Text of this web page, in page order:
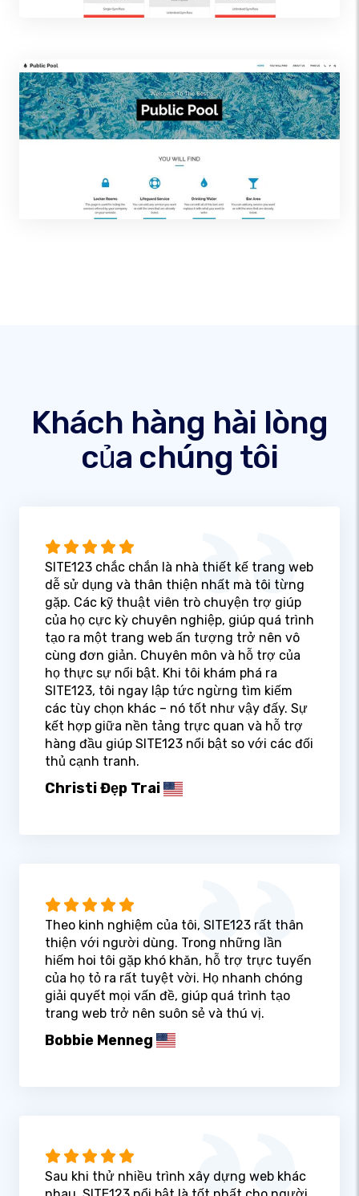
Khách hàng hài lòng
của chúng tôi
SITE123 chắc chắn là nhà thiết kế trang web
dễ sử dụng và thân thiện nhất mà tôi từng
gặp. Các kỹ thuật viên trò chuyện trợ giúp
của họ cực kỳ chuyên nghiệp, giúp quá trình
tạo ra một trang web ấn tượng trở nên vô
cùng đơn giản. Chuyên môn và hỗ trợ của
họ thực sự nổi bật. Khi tôi khám phá ra
SITE123, tôi ngay lập tức ngừng tìm kiếm
các tùy chọn khác – nó tốt như vậy đấy. Sự
kết hợp giữa nền tảng trực quan và hỗ trợ
hàng đầu giúp SITE123 nổi bật so với các đối
thủ cạnh tranh.
Christi Đẹp Trai
Theo kinh nghiệm của tôi, SITE123 rất thân
thiện với người dùng. Trong những lần
hiếm hoi tôi gặp khó khăn, hỗ trợ trực tuyến
của họ tỏ ra rất tuyệt vời. Họ nhanh chóng
giải quyết mọi vấn đề, giúp quá trình tạo
trang web trở nên suôn sẻ và thú vị.
Bobbie Menneg
Sau khi thử nhiều trình xây dựng web khác